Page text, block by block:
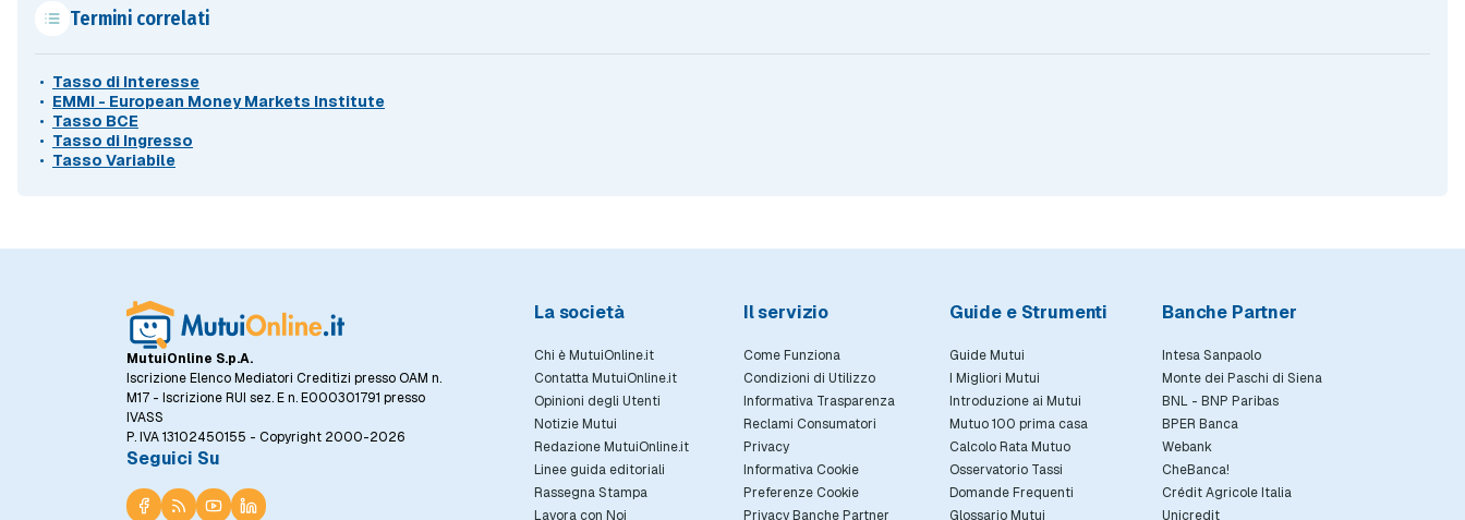
Termini correlati
Tasso di Interesse
EMMI - European Money Markets Institute
Tasso BCE
Tasso di Ingresso
Tasso Variabile
MutuiOnline S.p.A.
Iscrizione Elenco Mediatori Creditizi presso OAM n.
M17 - Iscrizione RUI sez. E n. E000301791 presso
IVASS
P. IVA 13102450155 - Copyright 2000-2026
Seguici Su
La società
Chi è MutuiOnline.it
Contatta MutuiOnline.it
Opinioni degli Utenti
Notizie Mutui
Redazione MutuiOnline.it
Linee guida editoriali
Rassegna Stampa
Lavora con Noi
Il servizio
Come Funziona
Condizioni di Utilizzo
Informativa Trasparenza
Reclami Consumatori
Privacy
Informativa Cookie
Preferenze Cookie
Privacy Banche Partner
Guide e Strumenti
Guide Mutui
I Migliori Mutui
Introduzione ai Mutui
Mutuo 100 prima casa
Calcolo Rata Mutuo
Osservatorio Tassi
Domande Frequenti
Glossario Mutui
Banche Partner
Intesa Sanpaolo
Monte dei Paschi di Siena
BNL - BNP Paribas
BPER Banca
Webank
CheBanca!
Crédit Agricole Italia
Unicredit